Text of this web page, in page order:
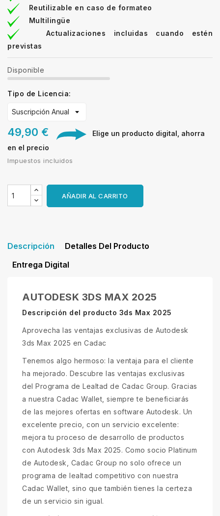
Reutilizable en caso de formateo
Multilingüe
Actualizaciones incluidas cuando estén
previstas
Disponible
Tipo de Licencia:
49,90 €
Elige un producto digital, ahorra
en el precio
Impuestos incluidos
AÑADIR AL CARRITO
Descripción
Detalles Del Producto
Entrega Digital
AUTODESK 3DS MAX 2025
Descripción del producto 3ds Max 2025
Aprovecha las ventajas exclusivas de Autodesk
3ds Max 2025 en Cadac
Tenemos algo hermoso: la ventaja para el cliente
ha mejorado. Descubre las ventajas exclusivas
del Programa de Lealtad de Cadac Group. Gracias
a nuestra Cadac Wallet, siempre te beneficiarás
de las mejores ofertas en software Autodesk. Un
excelente precio, con un servicio excelente:
mejora tu proceso de desarrollo de productos
con Autodesk 3ds Max 2025. Como socio Platinum
de Autodesk, Cadac Group no solo ofrece un
programa de lealtad competitivo con nuestra
Cadac Wallet, sino que también tienes la certeza
de un servicio sin igual.